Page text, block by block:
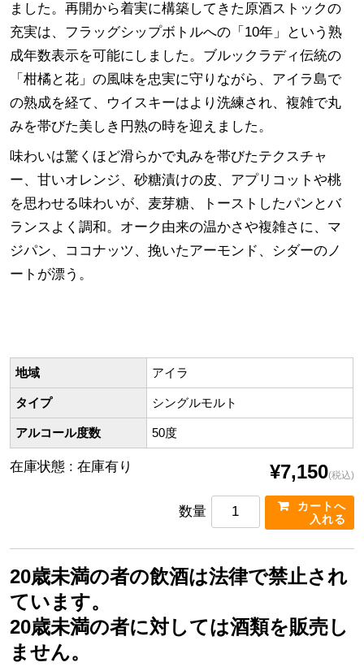
ました。再開から着実に構築してきた原酒ストックの
充実は、フラッグシップボトルへの「10年」という熟
成年数表示を可能にしました。ブルックラディ伝統の
「柑橘と花」の風味を忠実に守りながら、アイラ島で
の熟成を経て、ウイスキーはより洗練され、複雑で丸
みを帯びた美しき円熟の時を迎えました。
味わいは驚くほど滑らかで丸みを帯びたテクスチャ
ー、甘いオレンジ、砂糖漬けの皮、アプリコットや桃
を思わせる味わいが、麦芽糖、トーストしたパンとバ
ランスよく調和。オーク由来の温かさや複雑さに、マ
ジパン、ココナッツ、挽いたアーモンド、シダーのノ
ートが漂う。
地域 アイラ
タイプ シングルモルト
アルコール度数 50度
在庫状態 : 在庫有り ¥7,150(税込)
数量
20歳未満の者の飲酒は法律で禁止され
ています。
20歳未満の者に対しては酒類を販売し
ません。